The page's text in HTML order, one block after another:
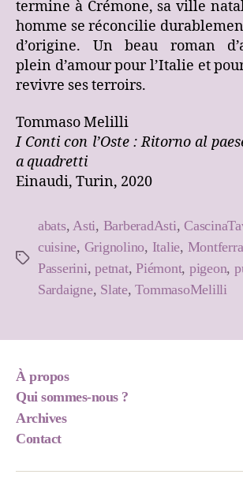
termine à Crémone, sa ville
homme se réconcilie
d’origine. Un beau roman
plein d’amour pour l’Italie et
revivre ses terroirs.
Tommaso Melilli
I Conti con l’Oste : Ritorno al
a quadretti
Einaudi, Turin, 2020
Étiquettes
abats,Asti, BarberadAsti,
cuisine, Grignolino, Italie,
Passerini,petnat,Piémont, pigeon,
Sardaigne, Slate,TommasoMelilli
À propos
Qui sommes-nous ?
Archives
Contact